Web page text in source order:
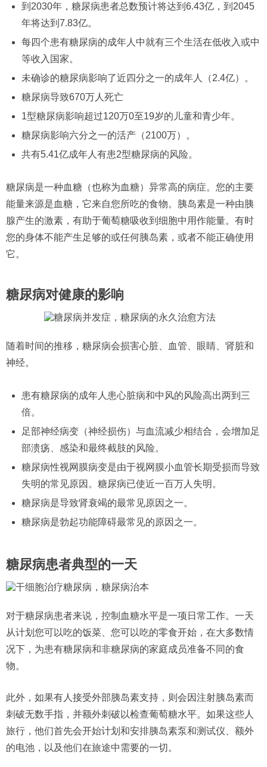
到2030年，糖尿病患者总数预计将达到6.43亿，到2045
年将达到7.83亿。
每四个患有糖尿病的成年人中就有三个生活在低收入或中
等收入国家。
未确诊的糖尿病影响了近四分之一的成年人（2.4亿）。
糖尿病导致670万人死亡
1型糖尿病影响超过120万0至19岁的儿童和青少年。
糖尿病影响六分之一的活产（2100万）。
共有5.41亿成年人有患2型糖尿病的风险。
糖尿病是一种血糖（也称为血糖）异常高的病症。您的主要
能量来源是血糖，它来自您所吃的食物。胰岛素是一种由胰
腺产生的激素，有助于葡萄糖吸收到细胞中用作能量。有时
您的身体不能产生足够的或任何胰岛素，或者不能正确使用
它。
糖尿病对健康的影响
随着时间的推移，糖尿病会损害心脏、血管、眼睛、肾脏和
神经。
患有糖尿病的成年人患心脏病和中风的风险高出两到三
倍。
足部神经病变（神经损伤）与血流减少相结合，会增加足
部溃疡、感染和最终截肢的风险。
糖尿病性视网膜病变是由于视网膜小血管长期受损而导致
失明的常见原因。糖尿病已使近一百万人失明。
糖尿病是导致肾衰竭的最常见原因之一。
糖尿病是勃起功能障碍最常见的原因之一。
糖尿病患者典型的一天
对于糖尿病患者来说，控制血糖水平是一项日常工作。一天
从计划您可以吃的饭菜、您可以吃的零食开始，在大多数情
况下，为患有糖尿病和非糖尿病的家庭成员准备不同的食
物。
此外，如果有人接受外部胰岛素支持，则会因注射胰岛素而
刺破无数手指，并额外刺破以检查葡萄糖水平。如果这些人
旅行，他们首先会开始计划和安排胰岛素泵和测试仪、额外
的电池，以及他们在旅途中需要的一切。